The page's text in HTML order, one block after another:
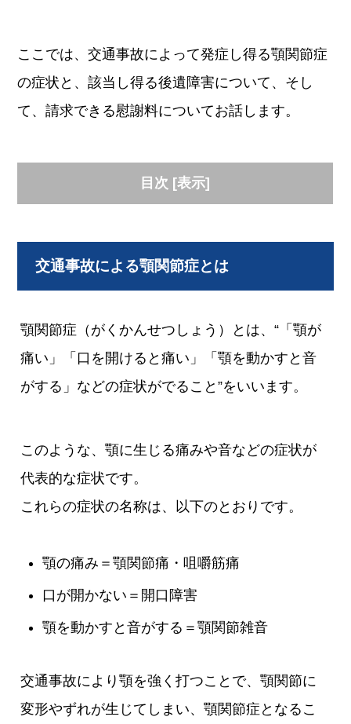
ここでは、交通事故によって発症し得る顎関節症
の症状と、該当し得る後遺障害について、そし
て、請求できる慰謝料についてお話します。
目次 [表示]
交通事故による顎関節症とは
顎関節症（がくかんせつしょう）とは、“「顎が
痛い」「口を開けると痛い」「顎を動かすと音
がする」などの症状がでること”をいいます。
このような、顎に生じる痛みや音などの症状が
代表的な症状です。
これらの症状の名称は、以下のとおりです。
顎の痛み＝顎関節痛・咀嚼筋痛
口が開かない＝開口障害
顎を動かすと音がする＝顎関節雑音
交通事故により顎を強く打つことで、顎関節に
変形やずれが生じてしまい、顎関節症となるこ